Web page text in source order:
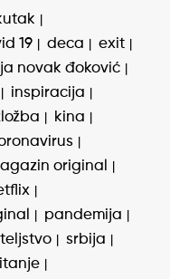
19 deca
exit
novak đoković
inspiracija
kina
original
pandemija
srbija